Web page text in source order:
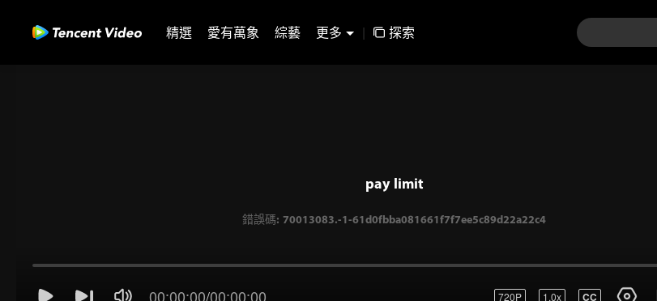
精選 愛有萬象 綜藝 更多 | 探索
00:00:00/00:00:00 720P 1.0x CC